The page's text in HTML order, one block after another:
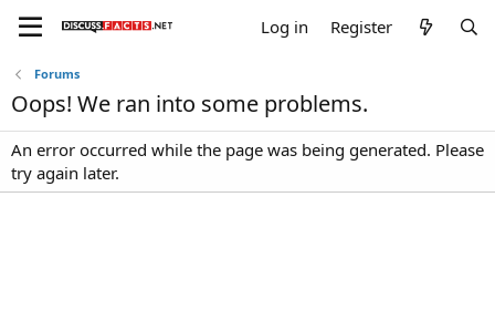
Log in Register
Forums
Oops! We ran into some problems.
An error occurred while the page was being generated. Please
try again later.